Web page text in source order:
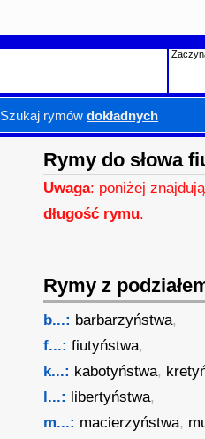
Szukaj rymówdokładnych
Rymy do słowa
Uwaga: poniżej
długość rymu.
Rymy z
b...: barbarzyństwa,
f...: fiutyństwa,
k...: kabotyństwa,
l...: libertyństwa,
m...: macierzyństwa,